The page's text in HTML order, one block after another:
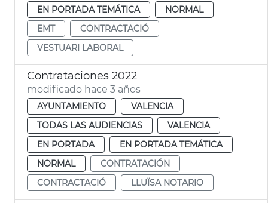
EN PORTADA TEMÁTICA
NORMAL
EMT
CONTRACTACIÓ
VESTUARI LABORAL
Contrataciones 2022
modificado hace 3 años
AYUNTAMIENTO
VALENCIA
TODAS LAS AUDIENCIAS
VALENCIA
EN PORTADA
EN PORTADA TEMÁTICA
NORMAL
CONTRATACIÓN
CONTRACTACIÓ
LLUÏSA NOTARIO